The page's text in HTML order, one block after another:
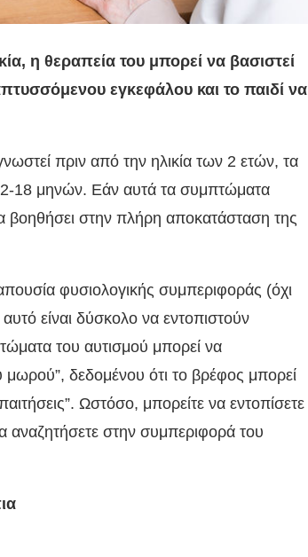
η θεραπεία του μπορεί να βασιστεί
εγκεφάλου και το παιδί να
πριν από την ηλικία των 2 ετών, τα
18 μηνών. Εάν αυτά τα συμπτώματα
βοηθήσει στην πλήρη αποκατάσταση της
φυσιολογικής συμπεριφοράς (όχι
είναι δύσκολο να εντοπιστούν
του αυτισμού μπορεί να
δεδομένου ότι το βρέφος μπορεί
Ωστόσο, μπορείτε να εντοπίσετε
αναζητήσετε στην συμπεριφορά του